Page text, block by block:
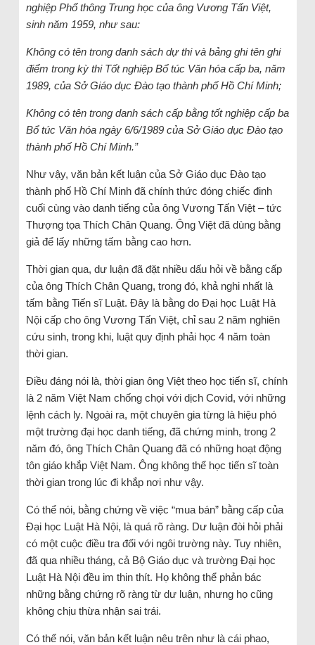
nghiệp Phổ thông Trung học của ông Vương Tấn Việt,
sinh năm 1959, như sau:
Không có tên trong danh sách dự thi và bảng ghi tên ghi
điểm trong kỳ thi Tốt nghiệp Bổ túc Văn hóa cấp ba, năm
1989, của Sở Giáo dục Đào tạo thành phố Hồ Chí Minh;
Không có tên trong danh sách cấp bằng tốt nghiệp cấp ba
Bổ túc Văn hóa ngày 6/6/1989 của Sở Giáo dục Đào tạo
thành phố Hồ Chí Minh.”
Như vậy, văn bản kết luận của Sở Giáo dục Đào tạo
thành phố Hồ Chí Minh đã chính thức đóng chiếc đinh
cuối cùng vào danh tiếng của ông Vương Tấn Việt – tức
Thượng tọa Thích Chân Quang. Ông Việt đã dùng bằng
giả để lấy những tấm bằng cao hơn.
Thời gian qua, dư luận đã đặt nhiều dấu hỏi về bằng cấp
của ông Thích Chân Quang, trong đó, khả nghi nhất là
tấm bằng Tiến sĩ Luật. Đây là bằng do Đại học Luật Hà
Nội cấp cho ông Vương Tấn Việt, chỉ sau 2 năm nghiên
cứu sinh, trong khi, luật quy định phải học 4 năm toàn
thời gian.
Điều đáng nói là, thời gian ông Việt theo học tiến sĩ, chính
là 2 năm Việt Nam chống chọi với dịch Covid, với những
lệnh cách ly. Ngoài ra, một chuyên gia từng là hiệu phó
một trường đại học danh tiếng, đã chứng minh, trong 2
năm đó, ông Thích Chân Quang đã có những hoạt động
tôn giáo khắp Việt Nam. Ông không thể học tiến sĩ toàn
thời gian trong lúc đi khắp nơi như vậy.
Có thể nói, bằng chứng về việc “mua bán” bằng cấp của
Đại học Luật Hà Nội, là quá rõ ràng. Dư luận đòi hỏi phải
có một cuộc điều tra đối với ngôi trường này. Tuy nhiên,
đã qua nhiều tháng, cả Bộ Giáo dục và trường Đại học
Luật Hà Nội đều im thin thít. Họ không thể phản bác
những bằng chứng rõ ràng từ dư luận, nhưng họ cũng
không chịu thừa nhận sai trái.
Có thể nói, văn bản kết luận nêu trên như là cái phao,